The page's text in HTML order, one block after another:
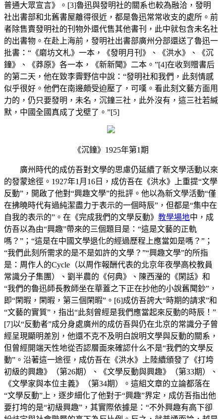
普通大眾宣言》。[3]魯迅與發明社的關系也較為融洽，發明
社出書部和北舊書屋離得很近，都是魯迅常常收支的處所。前
者除售賣發明社的刊物外還代售其他書刊，此中就包含未名社
的出書物。在赴上海前，發明社出書部廣州分部還送了魯迅一
批書：“《磨坊文札》一本，《發明月刊》、《洪水》、《沉
鐘》、《莽原》各一本，《新新聞》二本。”[4]在收到贈書后
的第二天，他在致李霽野信中說：“發明社和我們，此刻情感
似乎很好。他們在南邊頗受迫壓了，可嘆。看此刻文藝方面用
力的，仍只要發明，未名，沉鐘三社，此外沒有，這三社若緘
默，中國全國真成了戈壁了。”[5]
《沉鐘》1925年第1期
廣州時代的成仿吾對文學的思慮仍延續了新文學活動以來
的發蒙途徑。1927年1月16日，成仿吾在《洪水》上重提“文學
反動”，開啟了他對“興趣文學”的批評。他以為新文學活動“僅
在拂曉時代有過純潔盡力于表示的一個時辰”，但都是“集中在
自我的表示的”。在《完成我們的文學反動》 教學場地中，成
仿吾以為由“興趣”帶來的三個題目是：“這是文藝的正軌
嗎？”；“這是在中國文學退化的經過歷程上應當如是嗎？”；
“我們此刻所需求的是不是如許的文學？”“興趣文學”的所指
是：周作人的Cycle（以周作報酬代表的北京年夜學高校教員
常識分子集團）、劉半農的《何典》、陳西瀅的《閑話》和
“我們的魯迅師長教師坐在華蓋之下正在抄他的小說舊聞鈔”，
即“閑暇，閑暇，第三個閑暇”。[6]成仿吾誇大“時期的請求”和
“文藝的實質”，指出“此刻曾經是我們應當起來反動的時辰！”
[7]以“反動者”成分身處廣州的成仿吾與仍在北京的常識分子曾
經呈現顯明差別，他還不克不及明白說明文學與反動的關系，
但曾經開端天性地從否認層面來確認什么不是“我們的文學反
動”。沿著這一途徑，成仿吾在《洪水》上陸續頒發了《打垮
初級的興趣》（第26期）、《文學反動與興趣》（第33期）、
《文學家與本位主義》（第34期）。這組文章的立論都落在
“文學反動”上，逐步細化了他對于“興趣”界定，成仿吾指出他
要打垮的是“初級興趣”，其實際依據是：“不外興趣有高下卻